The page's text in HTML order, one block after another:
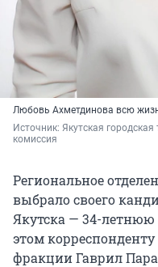
Любовь Ахметдинова всю
Источник: Якутская
комиссия
Региональное
выбрало своего
Якутска — 34-
этом корреспонденту
фракции Гаврил